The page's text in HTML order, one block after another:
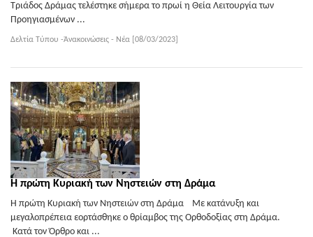
Τριάδος Δράμας τελέστηκε σήμερα το πρωί η Θεία Λειτουργία των
Προηγιασμένων ...
Δελτία Τύπου -Ἀνακοινώσεις - Νέα [08/03/2023]
Η πρώτη Κυριακή των Νηστειών στη Δράμα
Η πρώτη Κυριακή των Νηστειών στη Δράμα Με κατάνυξη και
μεγαλοπρέπεια εορτάσθηκε ο θρίαμβος της Ορθοδοξίας στη Δράμα.
Κατά τον Όρθρο και ...